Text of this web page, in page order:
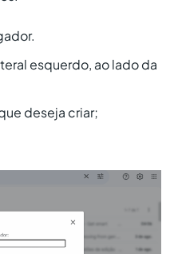
esquerdo, ao lado da
deseja criar;